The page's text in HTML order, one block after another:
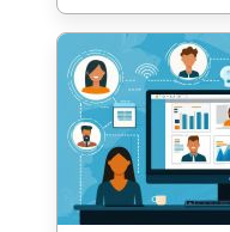
antes de 5 dias, passa
Conforme nosso